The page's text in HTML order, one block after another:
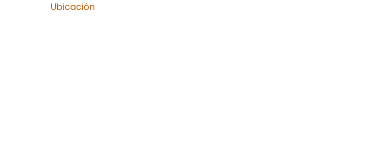
Ubicación